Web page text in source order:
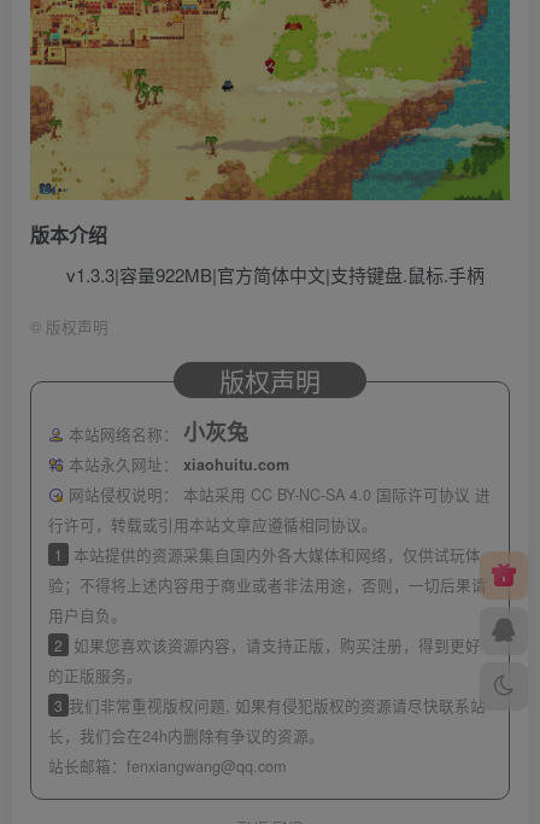
版本介绍
v1.3.3|容量922MB|官方简体中文|支持键盘.鼠标.手柄
© 版权声明
版权声明
本站网络名称： 小灰兔
本站永久网址：
xiaohuitu.com
网站侵权说明：
本站采用 CC BY-NC-SA 4.0 国际许可协议 进
行许可，转载或引用本站文章应遵循相同协议。
1
本站提供的资源采集自国内外各大媒体和网络，仅供试玩体
验；不得将上述内容用于商业或者非法用途，否则，一切后果请
用户自负。
2
如果您喜欢该资源内容，请支持正版，购买注册，得到更好
的正版服务。
3 我们非常重视版权问题, 如果有侵犯版权的资源请尽快联系站
长，我们会在24h内删除有争议的资源。
站长邮箱： fenxiangwang@qq.com